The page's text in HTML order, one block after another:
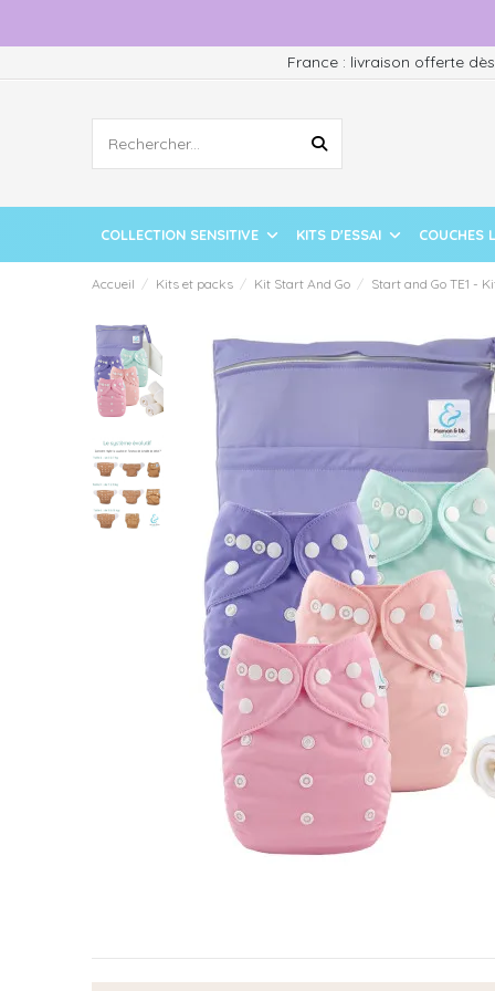
France : livraison offerte
COLLECTION SENSITIVE KITS D'ESSAI COUCHES
Accueil Kits et packs Kit Start And Go Start and Go TE1 -